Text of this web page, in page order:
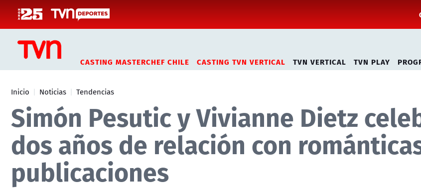
CASTING MASTERCHEF CHILE CASTING TVN VERTICAL TVN VERTICAL TVN PLAY
Inicio Noticias Tendencias
Simón Pesutic y Vivianne Dietz
dos años de relación con
publicaciones